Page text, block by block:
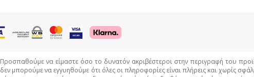
Προσπαθούμε να είμαστε όσο το δυνατόν ακριβέστεροι στην περιγραφή του
δεν μπορούμε να εγγυηθούμε ότι όλες οι πληροφορίες είναι πλήρεις και χωρίς